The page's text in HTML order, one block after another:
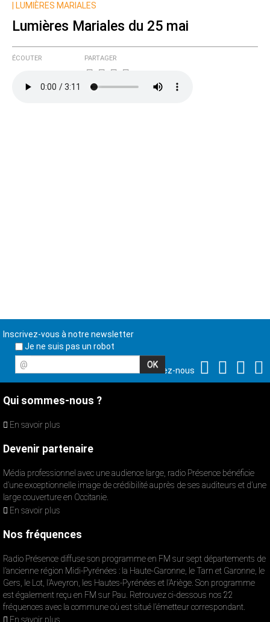
LUMIÈRES MARIALES
Lumières Mariales du 25 mai
ÉCOUTER PARTAGER
Inscrivez-vous à notre newsletter
Je ne suis pas un robot
@
Suivez-nous
Qui sommes-nous ?
En savoir plus
Devenir partenaire
Média professionnel avec une audience large, radio Présence bénéficie
d’une exceptionnelle image de crédibilité auprès de ses auditeurs et d’une
large couverture en Occitanie.
En savoir plus
Nos fréquences
Radio Présence diffuse son programme en FM sur sept départements de
l’ancienne région Midi-Pyrénées : la Haute-Garonne, le Tarn et Garonne, le
Gers, le Lot, l’Aveyron, les Hautes-Pyrénées et l’Ariège. Son programme
est également reçu en FM sur Pau. Retrouvez ci-dessous nos 22
fréquences avec la commune où est situé l’émetteur correspondant.
En savoir plus